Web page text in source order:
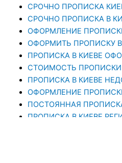
СРОЧНО ПРОПИСКА
СРОЧНО ПРОПИСКА В
ОФОРМЛЕНИЕ
ОФОРМИТЬ ПРОПИСКУ В
ПРОПИСКА В КИЕВЕ
СТОИМОСТЬ ПРОПИСКИ
ПРОПИСКА В КИЕВЕ
ОФОРМЛЕНИЕ
ПОСТОЯННАЯ
ПРОПИСКА В КИЕВЕ